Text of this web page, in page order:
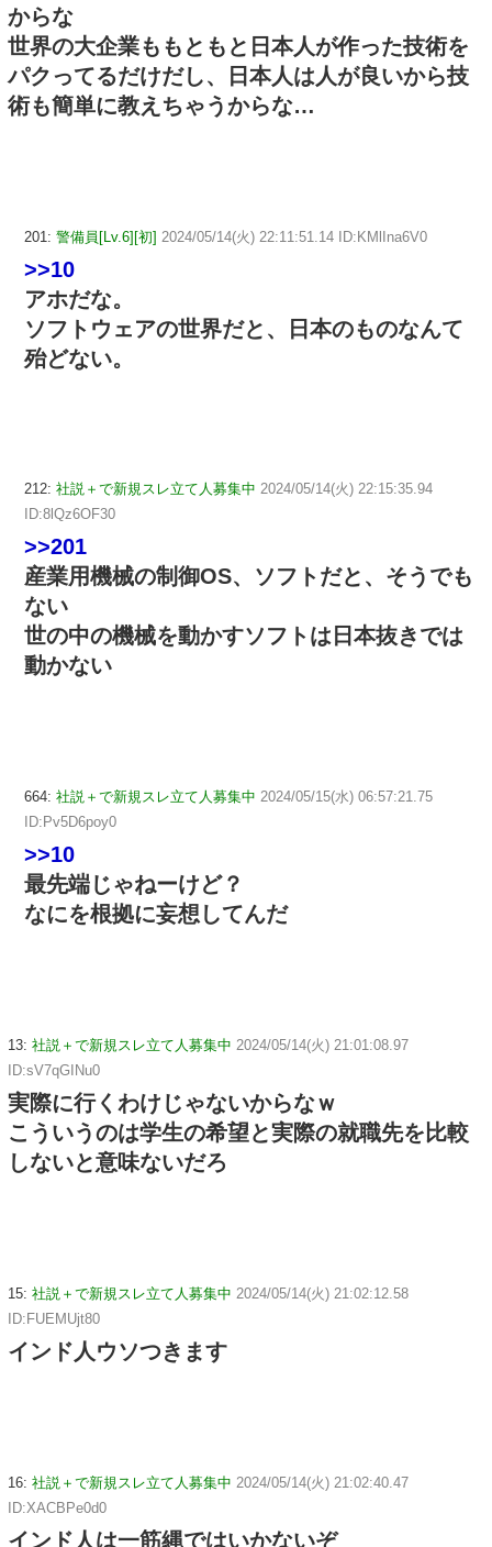
からな
世界の大企業ももともと日本人が作った技術を
パクってるだけだし、日本人は人が良いから技
術も簡単に教えちゃうからな…
201: 警備員[Lv.6][初] 2024/05/14(火) 22:11:51.14 ID:KMlIna6V0
>>10
アホだな。
ソフトウェアの世界だと、日本のものなんて
殆どない。
212: 社説＋で新規スレ立て人募集中 2024/05/14(火) 22:15:35.94
ID:8lQz6OF30
>>201
産業用機械の制御OS、ソフトだと、そうでも
ない
世の中の機械を動かすソフトは日本抜きでは
動かない
664: 社説＋で新規スレ立て人募集中 2024/05/15(水) 06:57:21.75
ID:Pv5D6poy0
>>10
最先端じゃねーけど？
なにを根拠に妄想してんだ
13: 社説＋で新規スレ立て人募集中 2024/05/14(火) 21:01:08.97
ID:sV7qGINu0
実際に行くわけじゃないからなｗ
こういうのは学生の希望と実際の就職先を比較
しないと意味ないだろ
15: 社説＋で新規スレ立て人募集中 2024/05/14(火) 21:02:12.58
ID:FUEMUjt80
インド人ウソつきます
16: 社説＋で新規スレ立て人募集中 2024/05/14(火) 21:02:40.47
ID:XACBPe0d0
インド人は一筋縄ではいかないぞ